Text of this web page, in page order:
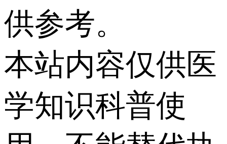
供参考。
本站内容仅供医
学知识科普使